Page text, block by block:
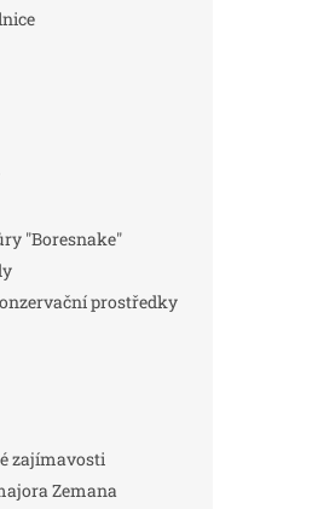
"Boresnake"
prostředky
zajímavosti
Zemana